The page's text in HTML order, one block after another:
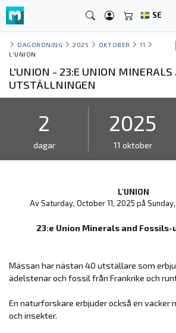
SE
DAGORDNING 2025 OKTOBER
11
L'UNION
L'UNION - 23:E UNION MINERALS
UTSTÄLLNINGEN
2
dagar
2025
11 oktober
L'UNION
Av Saturday, October 11, 2025 på
23:e Union Minerals and
Mässan har nästan 40 utställare som
ädelstenar och fossil från Frankrike och
En naturforskare erbjuder också en vacker
och insekter.